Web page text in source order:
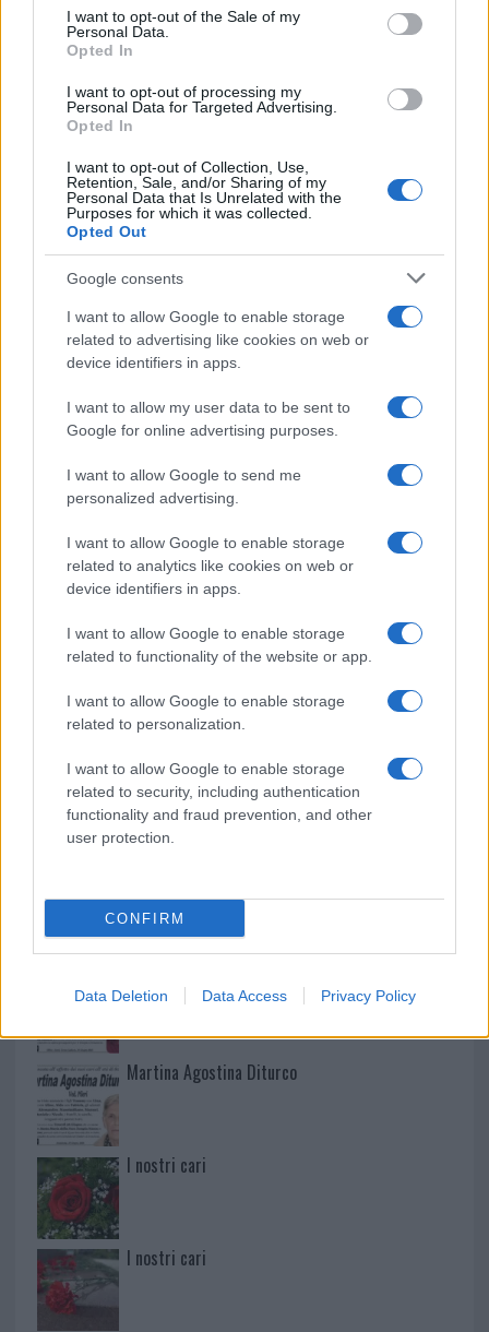
consent section.
I want to opt-out of the Sale of my
Personal Data.
Opted In
I want to opt-out of processing my
Personal Data for Targeted Advertising.
Opted In
I want to opt-out of Collection, Use,
Retention, Sale, and/or Sharing of my
Personal Data that Is Unrelated with the
Purposes for which it was collected.
Opted Out
Google consents
I want to allow Google to enable storage
related to advertising like cookies on web or
device identifiers in apps.
I want to allow my user data to be sent to
Google for online advertising purposes.
I want to allow Google to send me
personalized advertising.
I want to allow Google to enable storage
related to analytics like cookies on web or
device identifiers in apps.
I want to allow Google to enable storage
related to functionality of the website or app.
I want to allow Google to enable storage
related to personalization.
I want to allow Google to enable storage
related to security, including authentication
functionality and fraud prevention, and other
user protection.
CONFIRM
Data Deletion Data Access Privacy Policy
Tre milioni di euro dalla Provincia Gallura per
Arzachena
Incidente sulla strada provinciale ad Arzachena,
un ferito
Sangue, musica e solidarietà con Avis Olbia al
Delta Center
Meteo Olbia 9 agosto, temperature in calo
Salmo finisce in ospedale a Catania, ma il tour
va avanti: “Sicilia, ci sono”
NECROLOGIE
Martina Agostina Diturco
I nostri cari
I nostri cari